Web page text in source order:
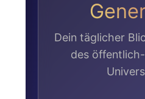
Dein täglicher
des